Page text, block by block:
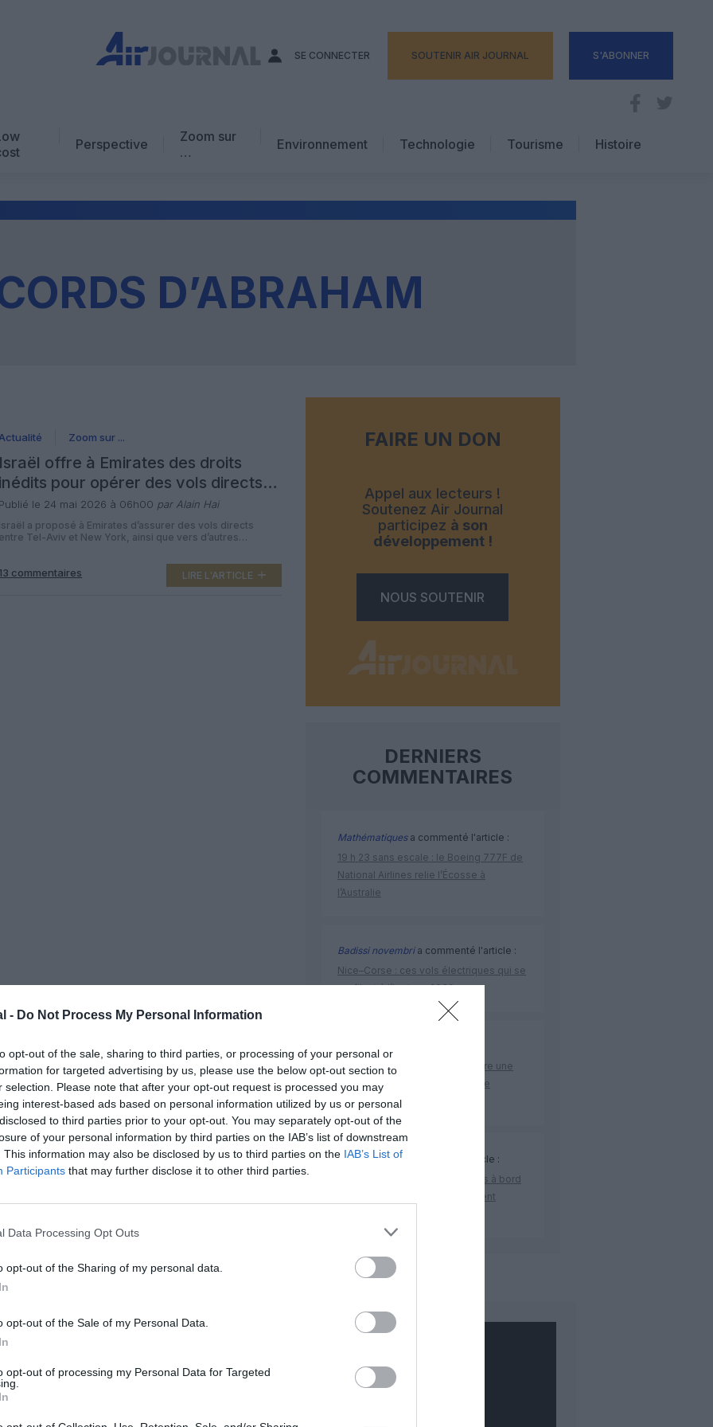
- Do Not Process My Personal Information
opt-out of the sale, sharing to third parties, or processing of your personal or
for targeted advertising by us, please use the below opt-out section to
selection. Please note that after your opt-out request is processed you may
interest-based ads based on personal information utilized by us or personal
to third parties prior to your opt-out. You may separately opt-out of the
of your personal information by third parties on the IAB’s list of downstream
This information may also be disclosed by us to third parties on the IAB’s List of
Participants that may further disclose it to other third parties.
Data Processing Opt Outs
opt-out of the Sharing of my personal data.
opt-out of the Sale of my Personal Data.
opt-out of processing my Personal Data for Targeted
SE CONNECTER SOUTENIR AIR JOURNAL S'ABONNER
Perspective
Zoom sur
…
Vidéo
Environnement Technologie
Tourisme
Hôtellerie
Histoire
D’ABRAHAM
Actualité Zoom sur ...
Israël offre à Emirates des droits
inédits pour opérer des vols directs
Tel Aviv–New York
Publié le 24 mai 2026 à 06h00 par Alain Hai
Israël a proposé à Emirates d’assurer des vols directs
entre Tel-Aviv et New York, ainsi que vers d’autres
initiative, encore à l’état de projet, pourrait rebattre les
du marché aérien régional et renforcer les liens
issus des accords d’Abraham. Selon la chaîne israélienne
commentaires LIRE L'ARTICLE
FAIRE UN DON
Appel aux lecteurs !
Soutenez Air Journal
participez à son
développement !
NOUS SOUTENIR
DERNIERS
COMMENTAIRES
Mathématiquesa commenté l'article :
19 h 23 sans escale : le Boeing 777F de
National Airlines relie l’Écosse à
l’Australie
Badissi novembria commenté l'article :
Nice–Corse : ces vols électriques qui se
profilent à l’horizon 2030
Bruxelles–Porto : Transavia ouvre une
nouvelle liaison loisirs à partir de
décembre 2026
CHECK LASTa commenté l'article :
EasyJet fait monter les doudous à bord
avec des cartes d’embarquement